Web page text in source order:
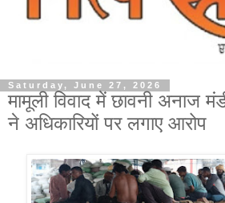
Saturday, June 27, 2026
मामूली विवाद में छावनी अनाज
ने अधिकारियों पर लगाए आरोप